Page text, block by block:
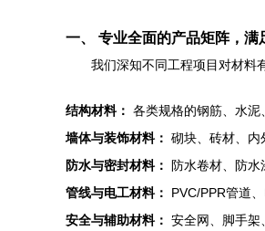
一、 专业全面的产品矩阵，满
我们深知不同工程项目对材料
结构材料： 各类规格的钢筋、水泥
墙体与装饰材料： 砌块、砖材、内
防水与密封材料：
防水卷材、防水
管线与电工材料：
PVC/PPR管道
安全与辅助材料： 安全网、脚手架